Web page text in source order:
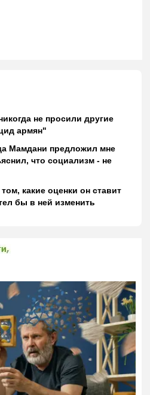
не просили другие
армян"
Мамдани предложил мне
что социализм - не
какие оценки он ставит
бы в ней изменить